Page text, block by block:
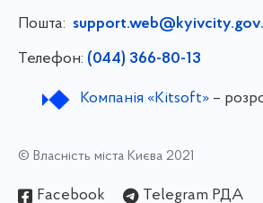
Пошта:
Телефон: (044) 366-80-13
Компанія «Kitsoft»–
© Власність міста Києва 2021
Facebook Telegram РДА